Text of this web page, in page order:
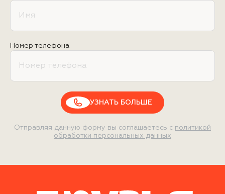
Номер телефона
УЗНАТЬ БОЛЬШЕ
Отправляя данную форму вы соглашаетесь с политикой
обработки персональных данных